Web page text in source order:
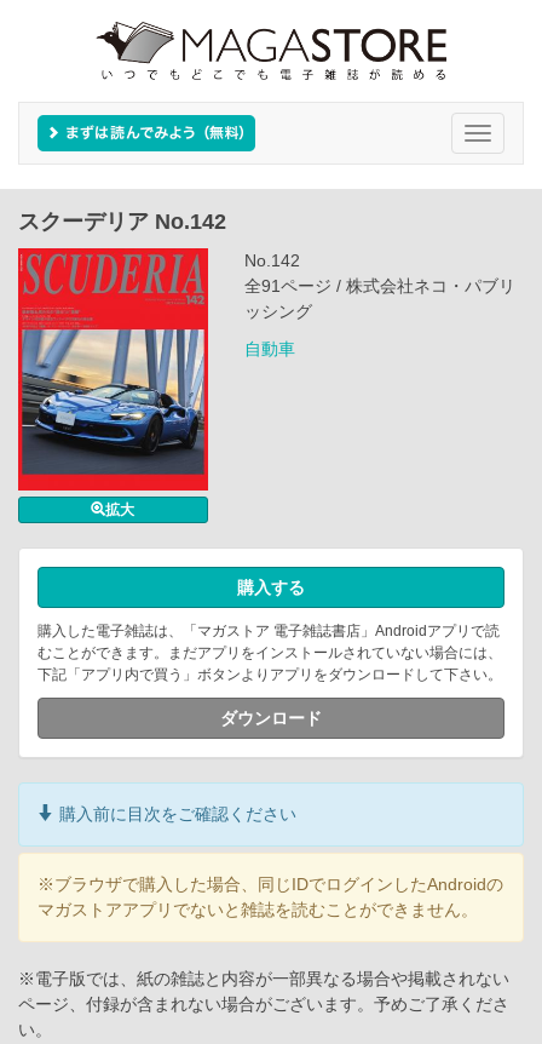
Toggle
スクーデリア No.142
拡大
No.142
全91ページ / 株式会社ネコ・パブリ
ッシング
自動車
購入する
購入した電子雑誌は、「マガストア 電子雑誌書店」Androidアプリで読
むことができます。まだアプリをインストールされていない場合には、
下記「アプリ内で買う」ボタンよりアプリをダウンロードして下さい。
ダウンロード
購入前に目次をご確認ください
※ブラウザで購入した場合、同じIDでログインしたAndroidの
マガストアアプリでないと雑誌を読むことができません。
※電子版では、紙の雑誌と内容が一部異なる場合や掲載されない
ページ、付録が含まれない場合がございます。予めご了承くださ
い。